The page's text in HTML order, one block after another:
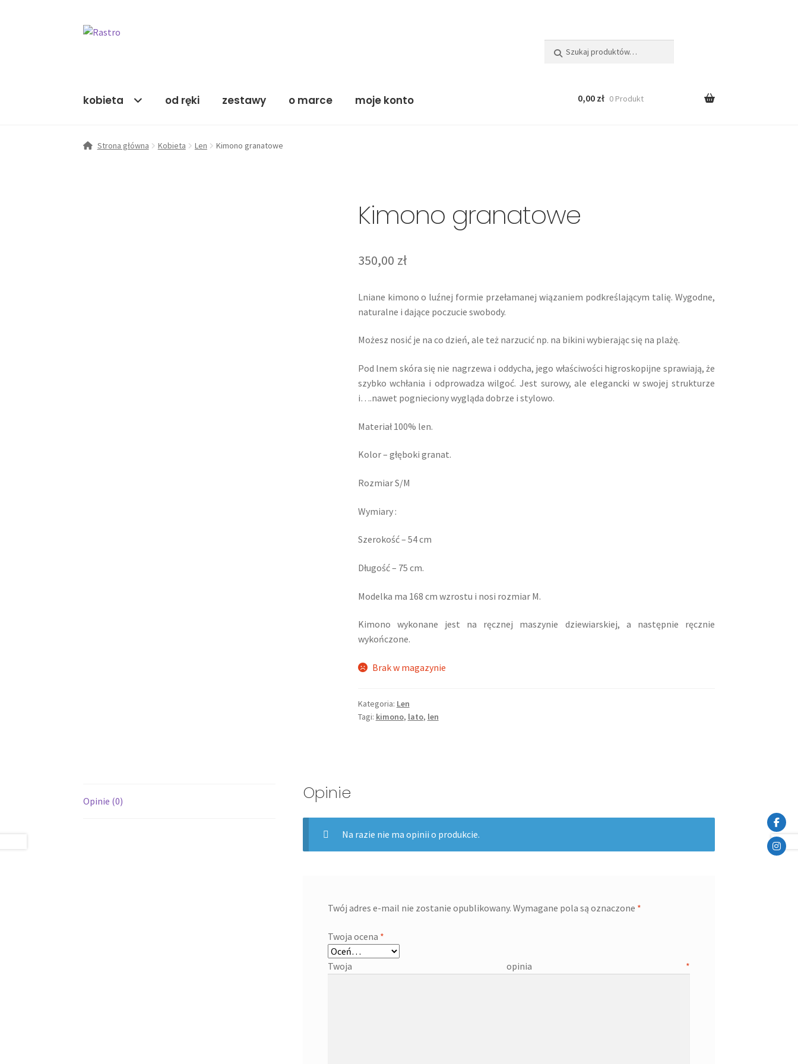
Przejdź
Przejdź
kobieta od ręki zestawy o marce moje konto 0,00 zł 0 Produkt
Strona główna Kobieta Len Kimono granatowe
Kimono granatowe
350,00 zł
Lniane kimono o luźnej formie przełamanej wiązaniem podkreślającym talię. Wygodne,
naturalne i dające poczucie swobody.
Możesz nosić je na co dzień, ale też narzucić np. na bikini wybierając się na plażę.
Pod lnem skóra się nie nagrzewa i oddycha, jego właściwości higroskopijne sprawiają, że
szybko wchłania i odprowadza wilgoć. Jest surowy, ale elegancki w swojej strukturze
i….nawet pognieciony wygląda dobrze i stylowo.
Materiał 100% len.
Kolor – głęboki granat.
Rozmiar S/M
Wymiary :
Szerokość – 54 cm
Długość – 75 cm.
Modelka ma 168 cm wzrostu i nosi rozmiar M.
Kimono wykonane jest na ręcznej maszynie dziewiarskiej, a następnie ręcznie
wykończone.
Brak w magazynie
Kategoria: Len
Tagi: kimono, lato, len
Opinie (0) Opinie
Na razie nie ma opinii o produkcie.
Twój adres e-mail nie zostanie opublikowany. Wymagane pola są oznaczone *
Twoja ocena *
Twoja opinia *